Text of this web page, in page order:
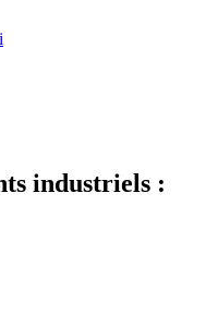
industriels :